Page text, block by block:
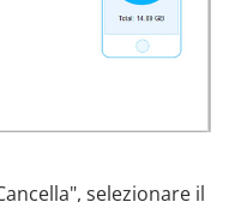
selezionare il